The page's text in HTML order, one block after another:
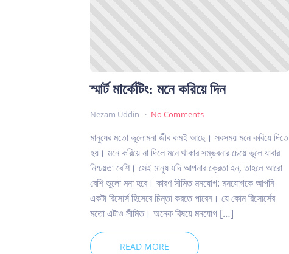
স্মার্ট মার্কেটিং: মনে করিয়ে দিন
Nezam Uddin No Comments
মানুষের মতো ভুলোমনা জীব কমই আছে। সবসময় মনে করিয়ে দিতে
হয়। মনে করিয়ে না দিলে মনে থাকার সম্ভবনার চেয়ে ভুলে যাবার
নিশ্চয়তা বেশি। সেই মানুষ যদি আপনার ক্রেতা হন, তাহলে আরো
বেশি ভুলো মনা হবে। কারণ সীমিত মনযোগ: মনযোগকে আপনি
একটা রিসোর্স হিসেবে চিন্তা করতে পারেন। যে কোন রিসোর্সের
মতো এটাও সীমিত। অনেক বিষয়ে মনযোগ […]
READ MORE